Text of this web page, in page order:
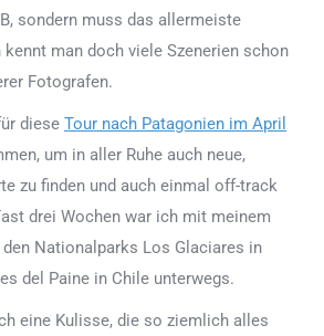
sondern muss das allermeiste
kennt man doch viele Szenerien schon
Fotografen.
diese Tour nach Patagonien im April
um in aller Ruhe auch neue,
zu finden und auch einmal off-track
drei Wochen war ich mit meinem
Nationalparks Los Glaciares in
del Paine in Chile unterwegs.
eine Kulisse, die so ziemlich alles